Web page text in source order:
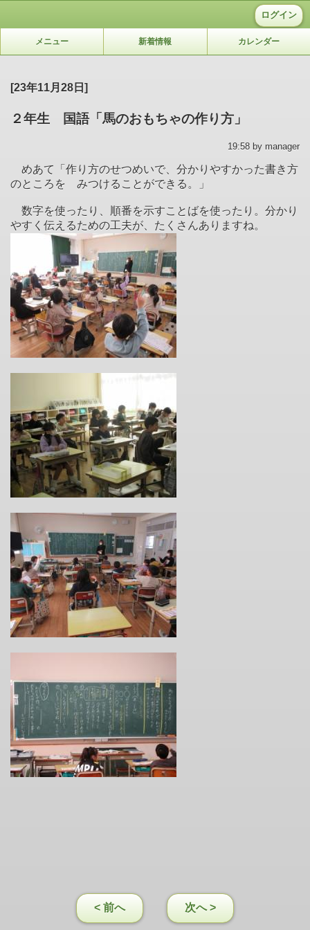
ログイン
メニュー 新着情報 カレンダー
[23年11月28日]
２年生 国語「馬のおもちゃの作り方」
19:58 by manager
めあて「作り方のせつめいで、分かりやすかった書き方
のところを みつけることができる。」
数字を使ったり、順番を示すことばを使ったり。分かり
やすく伝えるための工夫が、たくさんありますね。
< 前へ 次へ >